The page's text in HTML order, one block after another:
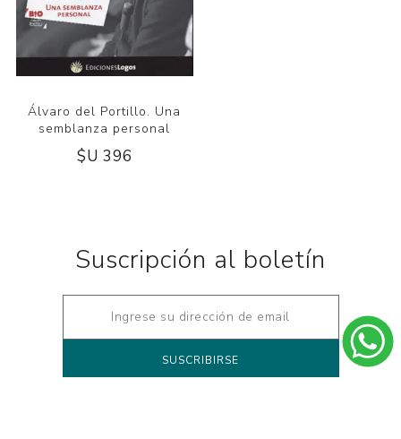
Álvaro del Portillo. Una
semblanza personal
$U 396
Suscripción al boletín